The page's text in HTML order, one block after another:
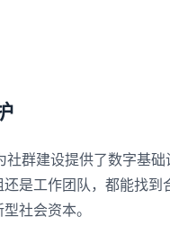
社群建设提供了数字基
是工作团队，都能找到
社会资本。